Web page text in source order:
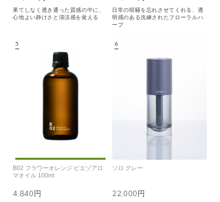
果てしなく透き通った質感の中に、
心地よい静けさと清涼感を覚える
日常の喧騒を忘れさせてくれる、透
明感のある洗練されたフローラルハ
ーブ
B02 フラワーオレンジ ピエゾアロ
マオイル 100ml
4,840円
ソロ グレー
22,000円